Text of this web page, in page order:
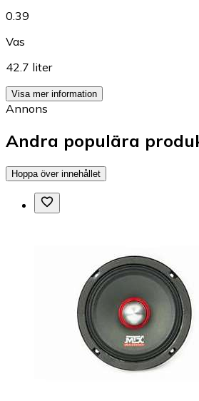
0.39
Vas
42.7 liter
Visa mer information
Annons
Andra populära
Hoppa över innehållet